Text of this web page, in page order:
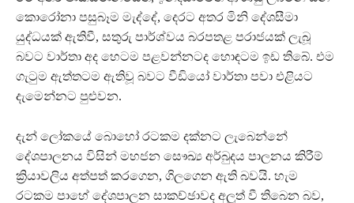
කොරෝනා පසුබෑම මැද්දේ, දෙරට අතර මිනි දේශසීමා
යුද්ධයක් ඇතිවී, සතුරු පාර්ශ්වය බරපතළ පරාජයක් ලැබූ
බවට වාර්තා අද හෙටම පළවන්නටද හොඳටම ඉඩ තිබේ. එම
ගැටුම ඇත්තටම ඇතිවූ බවට වීඩියෝ වාර්තා පවා එළියට
දැමෙන්නට පුළුවන.
දැන් ලෝකයේ බොහෝ රටකම දක්නට ලැබෙන්නේ
දේශපාලනය විසින් මහජන සෞඛ්‍ය අර්බුදය පාලනය කිරීම්
ක්‍රියාවලිය අත්පත් කරගෙන, ගිලගෙන ඇති බවයි. හැම
රටකම පාහේ දේශපාලන සාකච්ඡාවද අලූත් වී තිබෙන බව,